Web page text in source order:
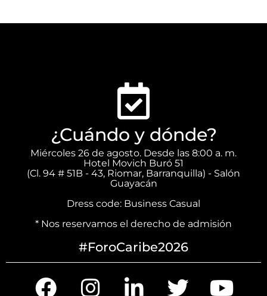
¿Cuándo y dónde?
Miércoles 26 de agosto. Desde las 8:00 a. m.
Hotel Movich Buró 51
(Cl. 94 # 51B - 43, Riomar, Barranquilla) - Salón
Guayacán
Dress code: Business Casual
* Nos reservamos el derecho de admisión
#ForoCaribe2026